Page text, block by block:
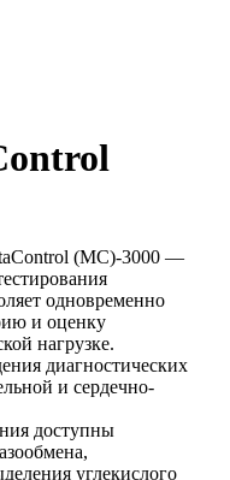
(MC)-3000 —
одновременно
и оценку
нагрузке.
диагностических
и сердечно-
доступны
углекислого